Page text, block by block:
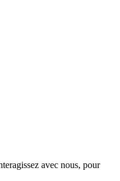
avec nous, pour